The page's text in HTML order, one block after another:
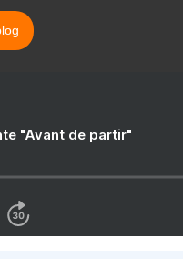
"Avant de partir"